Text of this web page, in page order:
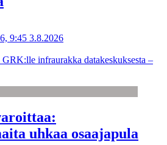
9:45 3.8.2026
infraurakka datakeskuksesta –
uhkaa osaajapula